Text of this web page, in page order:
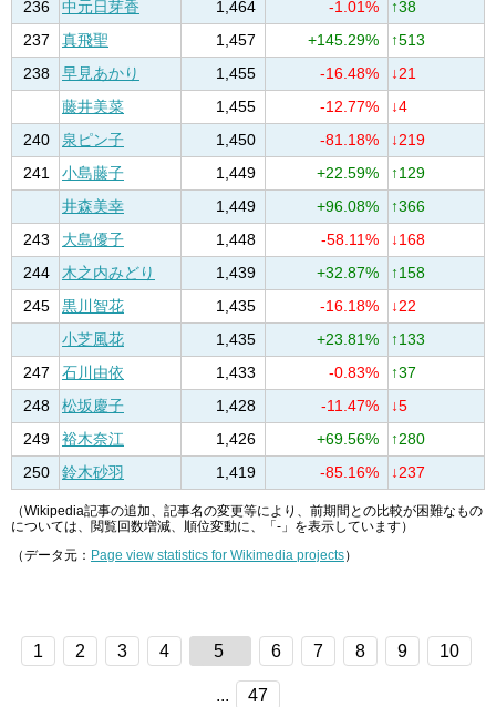
236 中元日芽香 1,464 -1.01%
↑38
237
真飛聖 1,457 +145.29%
↑513
238
早見あかり 1,455 -16.48%
↓21
藤井美菜
1,455 -12.77%
↓4
240
泉ピン子 1,450 -81.18%
↓219
241
小島藤子 1,449 +22.59%
↑129
井森美幸
1,449 +96.08%
↑366
243
大島優子 1,448 -58.11%
↓168
244
木之内みどり 1,439 +32.87%
↑158
245
黒川智花 1,435 -16.18%
↓22
小芝風花
1,435 +23.81%
↑133
247
石川由依 1,433 -0.83%
↑37
248
松坂慶子 1,428 -11.47%
↓5
249
裕木奈江 1,426 +69.56%
↑280
250
鈴木砂羽 1,419 -85.16% ↓237
（Wikipedia記事の追加、記事名の変更等により、前期間との比較が困難なもの
については、閲覧回数増減、順位変動に、「-」を表示しています）
（データ元： Page view statistics for Wikimedia projects）
1 2 3 4 5 6 7 8 9 10
... 47